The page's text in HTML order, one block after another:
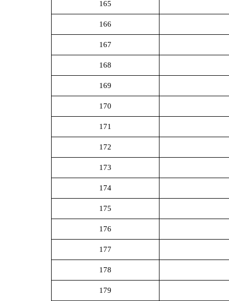
165
166
167
168
169
170
171
172
173
174
175
176
177
178
179